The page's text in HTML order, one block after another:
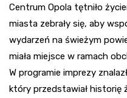
Centrum Opola tętniło
miasta zebrały się, aby
wydarzeń na świeżym
miała miejsce w ramach
W programie imprezy
który przedstawiał historię